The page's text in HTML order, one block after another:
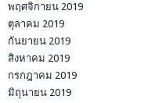
พฤศจิกายน 2019
ตุลาคม 2019
กันยายน 2019
สิงหาคม 2019
กรกฎาคม 2019
มิถุนายน 2019